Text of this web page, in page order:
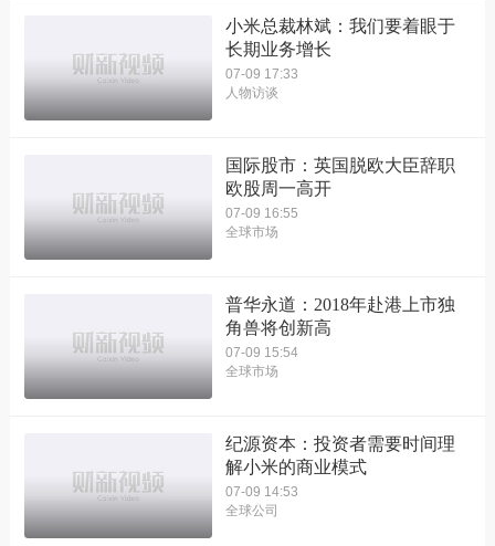
小米总裁林斌：我们要着眼于
长期业务增长
07-09 17:33
人物访谈
国际股市：英国脱欧大臣辞职
欧股周一高开
07-09 16:55
全球市场
普华永道：2018年赴港上市独
角兽将创新高
07-09 15:54
全球市场
纪源资本：投资者需要时间理
解小米的商业模式
07-09 14:53
全球公司